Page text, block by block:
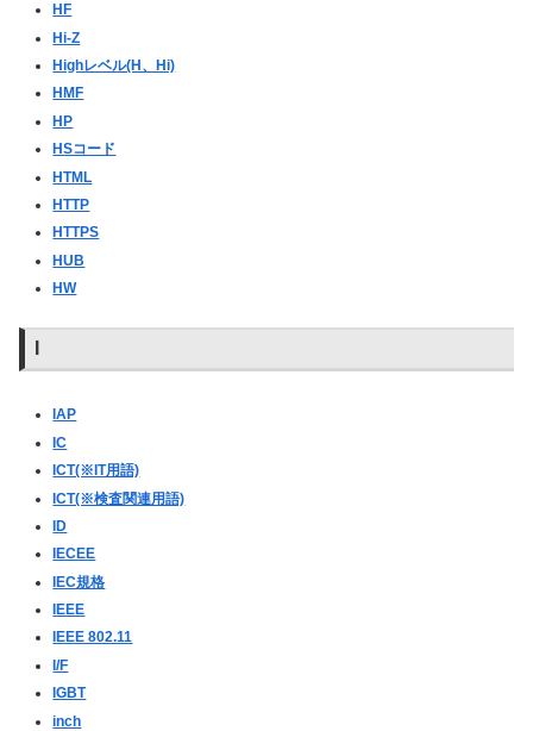
HF
Hi-Z
Highレベル(H、Hi)
HMF
HP
HSコード
HTML
HTTP
HTTPS
HUB
HW
IAP
IC
ICT(※IT用語)
ICT(※検査関連用語)
ID
IECEE
IEC規格
IEEE
IEEE 802.11
I/F
IGBT
inch